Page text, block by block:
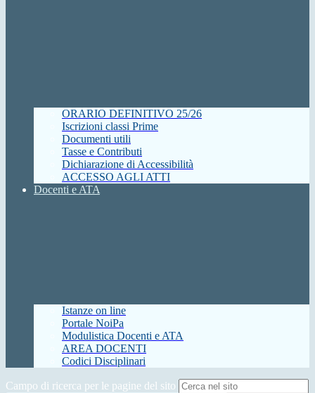
ORARIO DEFINITIVO 25/26
Iscrizioni classi Prime
Documenti utili
Tasse e Contributi
Dichiarazione di Accessibilità
ACCESSO AGLI ATTI
Docenti e ATA
Istanze on line
Portale NoiPa
Modulistica Docenti e ATA
AREA DOCENTI
Codici Disciplinari
Campo di ricerca per le pagine del sito